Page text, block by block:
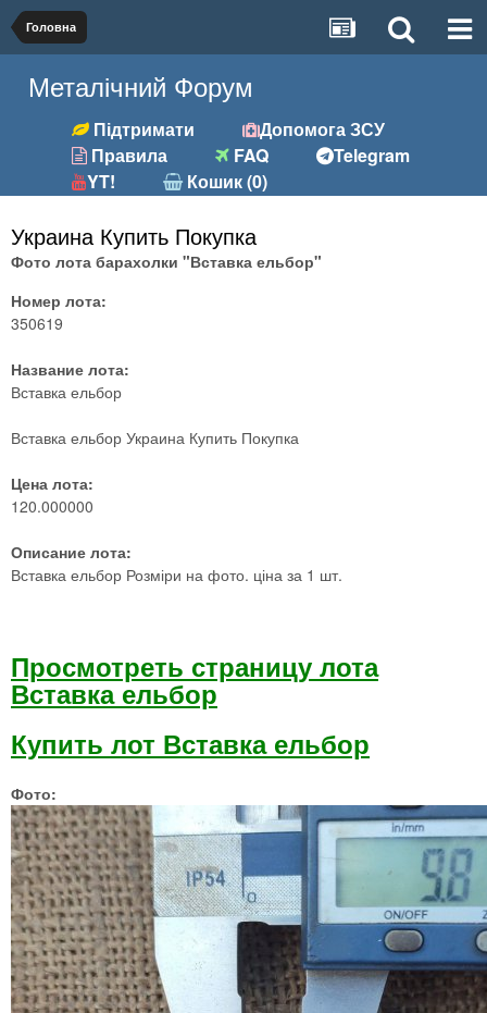
Головна
Металічний Форум
Підтримати
Допомога ЗСУ
Правила
FAQ
Telegram
YT!
Кошик (0)
Украина Купить Покупка
Фото лота барахолки "Вставка ельбор"
Номер лота:
350619
Название лота:
Вставка ельбор
Вставка ельбор Украина Купить Покупка
Цена лота:
120.000000
Описание лота:
Вставка ельбор Розміри на фото. ціна за 1 шт.
Просмотреть страницу лота
Вставка ельбор
Купить лот Вставка ельбор
Фото: